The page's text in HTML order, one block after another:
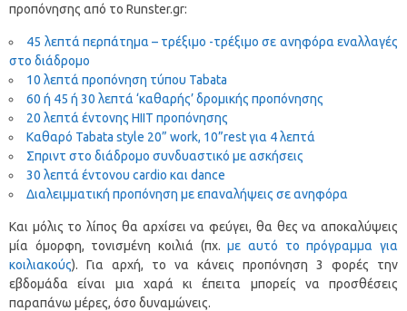
προπόνησης από το Runster.gr:
45 λεπτά περπάτημα – τρέξιμο -τρέξιμο σε ανηφόρα εναλλαγές
στο διάδρομο
10 λεπτά προπόνηση τύπου Tabata
60 ή 45 ή 30 λεπτά ‘καθαρής’ δρομικής προπόνησης
20 λεπτά έντονης ΗΙΙΤ προπόνησης
Καθαρό Tabata style 20” work, 10”rest για 4 λεπτά
Σπριντ στο διάδρομο συνδυαστικό με ασκήσεις
30 λεπτά έντονου cardio και dance
Διαλειμματική προπόνηση με επαναλήψεις σε ανηφόρα
Και μόλις το λίπος θα αρχίσει να φεύγει, θα θες να αποκαλύψεις
μία όμορφη, τονισμένη κοιλιά (πχ.με αυτό το πρόγραμμα για
κοιλιακούς). Για αρχή, το να κάνεις προπόνηση 3 φορές την
εβδομάδα είναι μια χαρά κι έπειτα μπορείς να προσθέσεις
παραπάνω μέρες, όσο δυναμώνεις.